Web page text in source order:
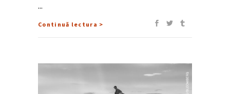
Continuă lectura >